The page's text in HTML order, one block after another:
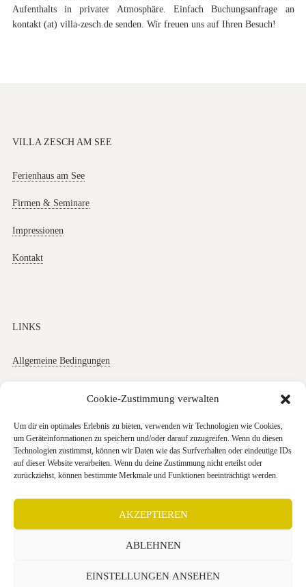
Cookie-Zustimmung verwalten
Um dir ein optimales Erlebnis zu bieten, verwenden wir Technologien wie Cookies,
um Geräteinformationen zu speichern und/oder darauf zuzugreifen. Wenn du diesen
Technologien zustimmst, können wir Daten wie das Surfverhalten oder eindeutige IDs
auf dieser Website verarbeiten. Wenn du deine Zustimmung nicht erteilst oder
zurückziehst, können bestimmte Merkmale und Funktionen beeinträchtigt werden.
AKZEPTIEREN
ABLEHNEN
EINSTELLUNGEN ANSEHEN
Aufenthalts in privater Atmosphäre. Einfach Buchungsanfrage an
kontakt (at) villa-zesch.de senden. Wir freuen uns auf Ihren Besuch!
VILLA ZESCH AM SEE
Ferienhaus am See
Firmen & Seminare
Impressionen
Kontakt
LINKS
Allgemeine Bedingungen
Cookies
+49 (0) 30 403 646 740